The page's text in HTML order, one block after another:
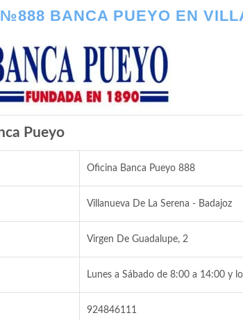
BANCA PUEYO EN
Pueyo
Oficina Banca Pueyo 888
Villanueva De La Serena - Badajoz
Virgen De Guadalupe, 2
Lunes a Sábado de 8:00 a 14:00 y
924846111